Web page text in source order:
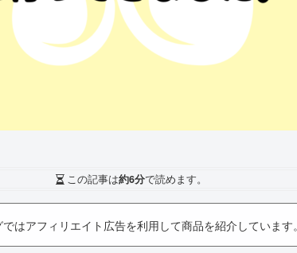
この記事は約6分で読めます。
はアフィリエイト広告を利用して商品を紹介しています。